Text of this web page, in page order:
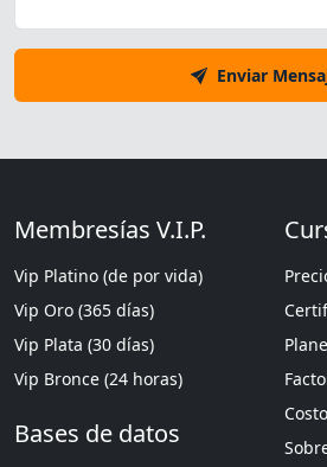
Enviar
Membresías V.I.P.
Vip Platino (de por vida)
Vip Oro (365 días)
Vip Plata (30 días)
Vip Bronce (24 horas)
Bases de datos